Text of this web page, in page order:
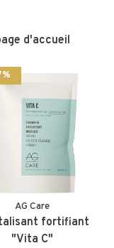
d'accueil
AG Care
fortifiant
"Vita C"